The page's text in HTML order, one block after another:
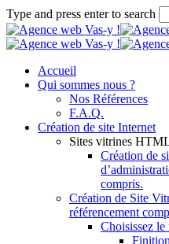
Type and press enter to search
Accueil
Qui sommes nous ?
Nos Références
F.A.Q.
Création de site Internet
Sites vitrines
Création de
compris.
Création de Site
référencement
Choisissez